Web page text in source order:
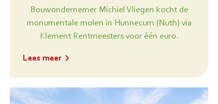
Bouwondernemer Michiel Vliegen kocht de
monumentale molen in Hunnecum (Nuth) via
Klement Rentmeesters voor één euro.
Lees meer